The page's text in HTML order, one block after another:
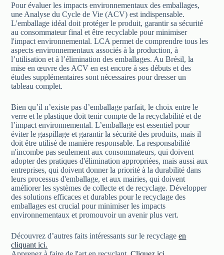
Pour évaluer les impacts environnementaux des emballages,
une Analyse du Cycle de Vie (ACV) est indispensable.
L'emballage idéal doit protéger le produit, garantir sa sécurité
au consommateur final et être recyclable pour minimiser
l'impact environnemental. LCA permet de comprendre tous les
aspects environnementaux associés à la production, à
l’utilisation et à l’élimination des emballages. Au Brésil, la
mise en œuvre des ACV en est encore à ses débuts et des
études supplémentaires sont nécessaires pour dresser un
tableau complet.
Bien qu’il n’existe pas d’emballage parfait, le choix entre le
verre et le plastique doit tenir compte de la recyclabilité et de
l’impact environnemental. L’emballage est essentiel pour
éviter le gaspillage et garantir la sécurité des produits, mais il
doit être utilisé de manière responsable. La responsabilité
n'incombe pas seulement aux consommateurs, qui doivent
adopter des pratiques d'élimination appropriées, mais aussi aux
entreprises, qui doivent donner la priorité à la durabilité dans
leurs processus d'emballage, et aux mairies, qui doivent
améliorer les systèmes de collecte et de recyclage. Développer
des solutions efficaces et durables pour le recyclage des
emballages est crucial pour minimiser les impacts
environnementaux et promouvoir un avenir plus vert.
Découvrez d’autres faits intéressants sur le recyclageen
cliquant ici.